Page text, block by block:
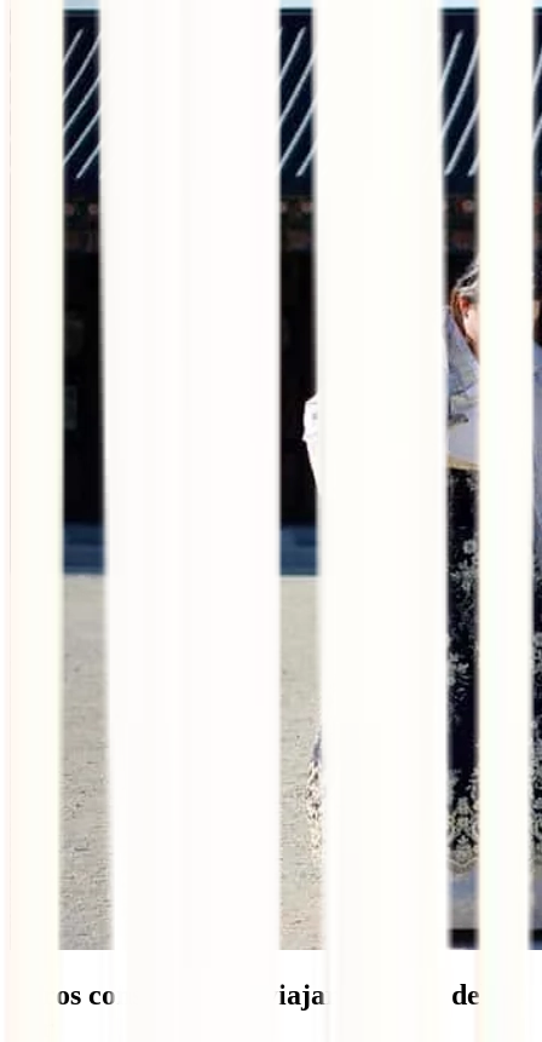
Otros consejos para viajar a Corea del